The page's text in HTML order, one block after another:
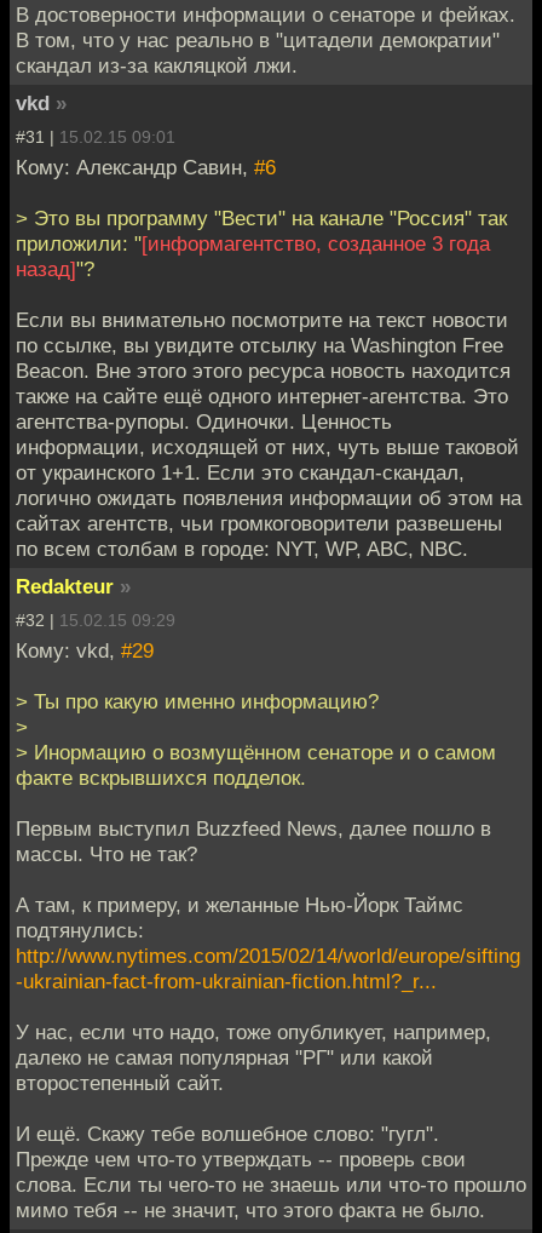
В достоверности информации о сенаторе и фейках.
В том, что у нас реально в "цитадели демократии"
скандал из-за какляцкой лжи.
vkd »
#31 | 15.02.15 09:01
Кому: Александр Савин, #6
> Это вы программу "Вести" на канале "Россия" так
приложили: "[информагентство, созданное 3 года
назад]"?
Если вы внимательно посмотрите на текст новости
по ссылке, вы увидите отсылку на Washington Free
Beacon. Вне этого этого ресурса новость находится
также на сайте ещё одного интернет-агентства. Это
агентства-рупоры. Одиночки. Ценность
информации, исходящей от них, чуть выше таковой
от украинского 1+1. Если это скандал-скандал,
логично ожидать появления информации об этом на
сайтах агентств, чьи громкоговорители развешены
по всем столбам в городе: NYT, WP, ABC, NBC.
Redakteur »
#32 | 15.02.15 09:29
Кому: vkd, #29
> Ты про какую именно информацию?
>
> Инормацию о возмущённом сенаторе и о самом
факте вскрывшихся подделок.
Первым выступил Buzzfeed News, далее пошло в
массы. Что не так?
А там, к примеру, и желанные Нью-Йорк Таймс
подтянулись:
http://www.nytimes.com/2015/02/14/world/europe/sifting
-ukrainian-fact-from-ukrainian-fiction.html?_r...
У нас, если что надо, тоже опубликует, например,
далеко не самая популярная "РГ" или какой
второстепенный сайт.
И ещё. Скажу тебе волшебное слово: "гугл".
Прежде чем что-то утверждать -- проверь свои
слова. Если ты чего-то не знаешь или что-то прошло
мимо тебя -- не значит, что этого факта не было.